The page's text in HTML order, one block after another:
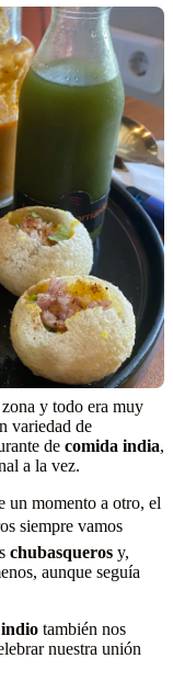
y todo era muy
variedad de
de comida india,
a la vez.
un momento a otro, el
siempre vamos
chubasqueros y,
aunque seguía
también nos
nuestra unión